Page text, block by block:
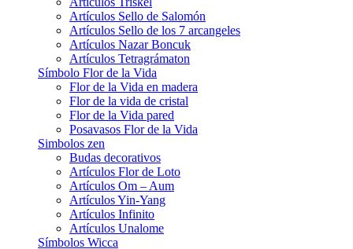
Artículos Sello de Salomón
Artículos Sello de los 7 arcangeles
Artículos Nazar Boncuk
Artículos Tetragrámaton
Símbolo Flor de la Vida
Flor de la Vida en madera
Flor de la vida de cristal
Flor de la Vida pared
Posavasos Flor de la Vida
Simbolos zen
Budas decorativos
Artículos Flor de Loto
Artículos Om – Aum
Artículos Yin-Yang
Artículos Infinito
Artículos Unalome
Símbolos Wicca